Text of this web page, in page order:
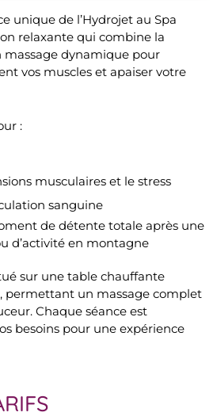
unique de l’Hydrojet au Spa
relaxante qui combine la
massage dynamique pour
vos muscles et apaiser votre
:
musculaires et le stress
sanguine
de détente totale après une
d’activité en montagne
sur une table chauffante
permettant un massage complet
Chaque séance est
besoins pour une expérience